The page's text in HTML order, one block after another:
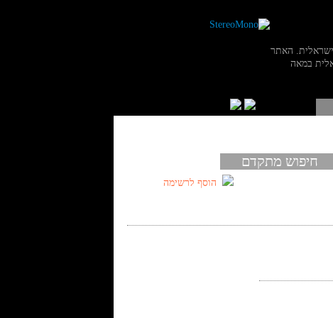
האתר
במאה
חיפוש מתקדם
הוסף לרשימה